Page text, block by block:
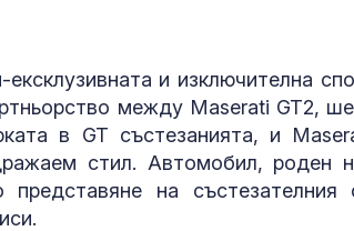
и изключителна
между Maserati GT2,
в GT състезанията, и
стил. Автомобил, роден
представяне на